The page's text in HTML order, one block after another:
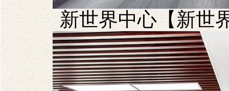
新世界中心【新世